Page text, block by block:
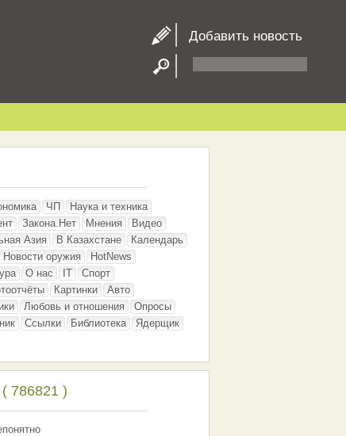
Добавить новость
ЧП
Наука и техника
Закона.Нет Мнения
Видео
Азия В Казахстане
Календарь
Новости оружия
HotNews
О нас IT
Спорт
Картинки
Авто
Любовь и отношения
Опросы
Ссылки Библиотека
Ядерщик
786821 )